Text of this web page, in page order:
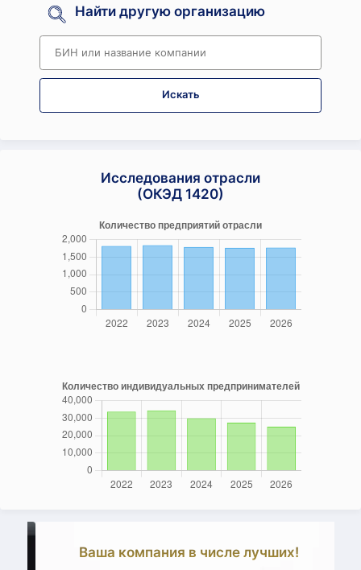
Найти другую организацию
Искать
Исследования отрасли
(ОКЭД 1420)
Ваша компания в числе лучших!